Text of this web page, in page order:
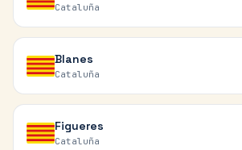
Cataluña
Blanes
Cataluña
Figueres
Cataluña